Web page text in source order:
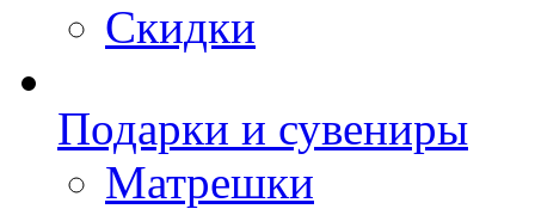
Скидки
Подарки и сувениры
Матрешки